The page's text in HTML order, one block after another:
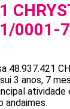
0001-
48.937.421
3 anos, 7
andaimes.